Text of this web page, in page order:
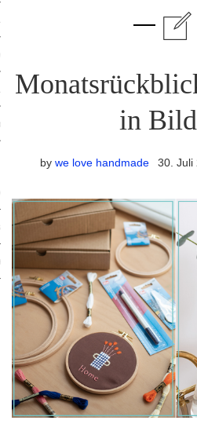
Workshops
in
by we love handmade 30. Juli